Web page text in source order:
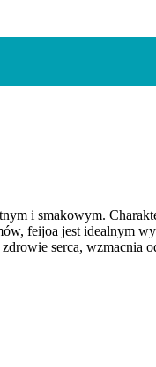
i smakowym.
feijoa jest idealnym
serca, wzmacnia